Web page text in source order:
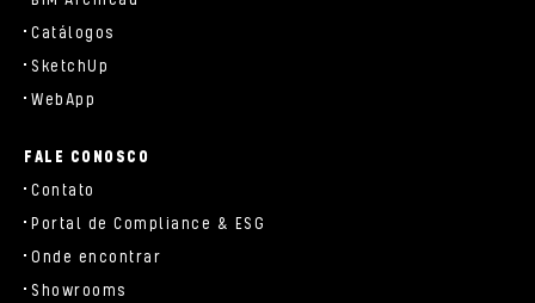
Catálogos
SketchUp
WebApp
FALE CONOSCO
Contato
Portal de Compliance & ESG
Onde encontrar
Showrooms